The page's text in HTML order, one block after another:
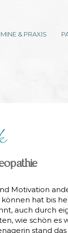
& PRAXIS
Motivation
hat bis
auch durch
wie schön es
stand